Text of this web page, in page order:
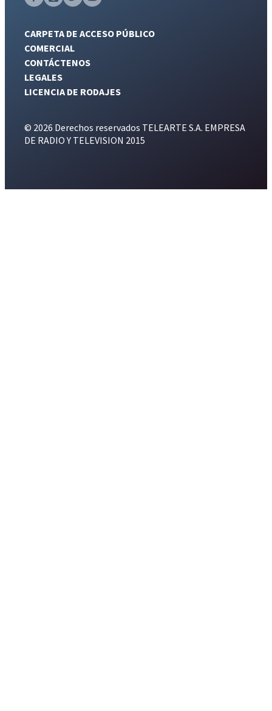
CARPETA DE ACCESO PÚBLICO
COMERCIAL
CONTÁCTENOS
LEGALES
LICENCIA DE RODAJES
© 2026 Derechos reservados TELEARTE S.A. EMPRESA
DE RADIO Y TELEVISION 2015